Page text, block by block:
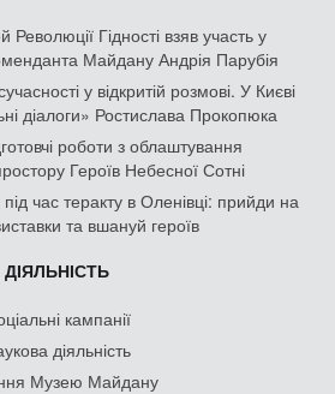
Гідності взяв участь у
Майдану Андрія Парубія
у відкритій розмові. У Києві
діалоги» Ростислава Прокопюка
роботи з облаштування
Героїв Небесної Сотні
час теракту в Оленівці: прийди на
та вшануй героїв
ДІЯЛЬНІСТЬ
кампанії
діяльність
Музею Майдану